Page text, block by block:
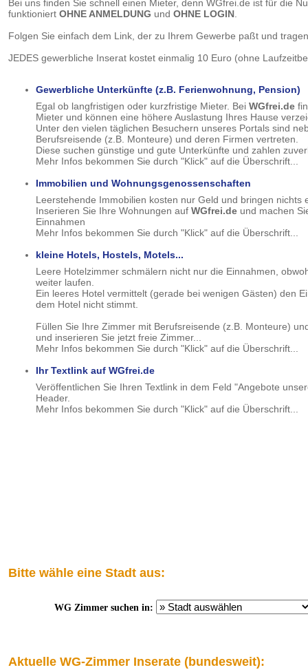
Bei uns finden Sie schnell einen Mieter, denn WGfrei.de ist für die
funktioniert OHNE ANMELDUNG und OHNE LOGIN
Folgen Sie einfach dem Link, der zu Ihrem Gewerbe paßt und
JEDES gewerbliche Inserat kostet einmalig 10 Euro (ohne
Gewerbliche Unterkünfte (z.B. Ferienwohnung, Pension)
Egal ob langfristigen oder kurzfristige Mieter. Bei WGfrei.de
Mieter und können eine höhere Auslastung Ihres Hause
Unter den vielen täglichen Besuchern unseres Portals sind
Berufsreisende (z.B. Monteure) und deren Firmen vertreten.
Diese suchen günstige und gute Unterkünfte und zahlen
Mehr Infos bekommen Sie durch "Klick" auf die Überschrift...
Immobilien und Wohnungsgenossenschaften
Leerstehende Immobilien kosten nur Geld und bringen nichts
Inserieren Sie Ihre Wohnungen auf WGfrei.de und machen
Einnahmen
Mehr Infos bekommen Sie durch "Klick" auf die Überschrift...
kleine Hotels, Hostels, Motels...
Leere Hotelzimmer schmälern nicht nur die Einnahmen,
weiter laufen.
Ein leeres Hotel vermittelt (gerade bei wenigen Gästen) den
dem Hotel nicht stimmt.
Füllen Sie Ihre Zimmer mit Berufsreisende (z.B. Monteure)
und inserieren Sie jetzt freie Zimmer...
Mehr Infos bekommen Sie durch "Klick" auf die Überschrift...
Ihr Textlink auf WGfrei.de
Veröffentlichen Sie Ihren Textlink in dem Feld "Angebote
Header.
Mehr Infos bekommen Sie durch "Klick" auf die Überschrift...
Bitte wähle eine Stadt aus:
WG Zimmer suchen in:
Aktuelle WG-Zimmer Inserate (bundesweit):